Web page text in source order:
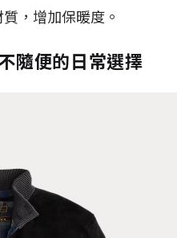
，增加保暖度。
隨便的日常選擇